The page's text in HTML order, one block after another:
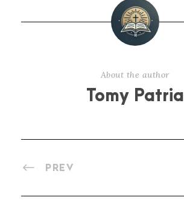
About the author
Tomy Patria
PREV